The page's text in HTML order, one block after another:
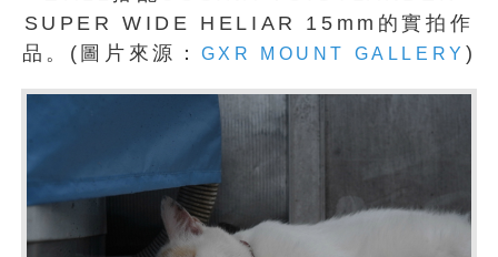
SUPER WIDE HELIAR 15mm的實拍作
品。(圖片來源：
GXR MOUNT GALLERY )